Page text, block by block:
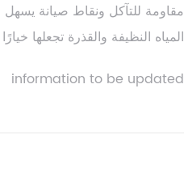
مقاومة للتآكل ونقاط صيانة
المياه النظيفة والقذرة تجعلها
information to be updated